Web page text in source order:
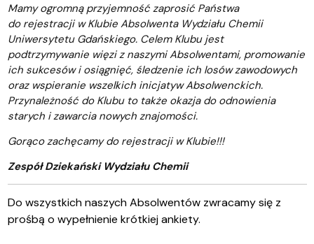
Mamy ogromną przyjemność zaprosić Państwa
do rejestracji w Klubie Absolwenta Wydziału Chemii
Uniwersytetu Gdańskiego. Celem Klubu jest
podtrzymywanie więzi z naszymi Absolwentami, promowanie
ich sukcesów i osiągnięć, śledzenie ich losów zawodowych
oraz wspieranie wszelkich inicjatyw Absolwenckich.
Przynależność do Klubu to także okazja do odnowienia
starych i zawarcia nowych znajomości.
Gorąco zachęcamy do rejestracji w Klubie!!!
Zespół Dziekański Wydziału Chemii
Do wszystkich naszych Absolwentów zwracamy się z
prośbą o wypełnienie krótkiej ankiety.